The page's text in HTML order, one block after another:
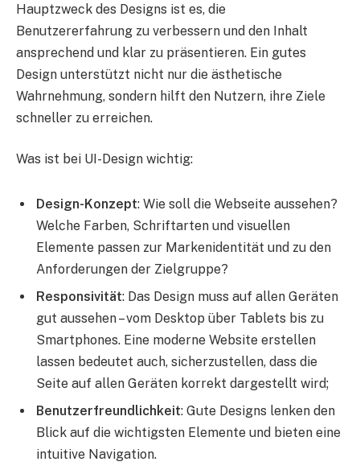
Hauptzweck des Designs ist es, die
Benutzererfahrung zu verbessern und den Inhalt
ansprechend und klar zu präsentieren. Ein gutes
Design unterstützt nicht nur die ästhetische
Wahrnehmung, sondern hilft den Nutzern, ihre Ziele
schneller zu erreichen.
Was ist bei UI-Design wichtig:
Design-Konzept: Wie soll die Webseite aussehen?
Welche Farben, Schriftarten und visuellen
Elemente passen zur Markenidentität und zu den
Anforderungen der Zielgruppe?
Responsivität: Das Design muss auf allen Geräten
gut aussehen – vom Desktop über Tablets bis zu
Smartphones. Eine moderne Website erstellen
lassen bedeutet auch, sicherzustellen, dass die
Seite auf allen Geräten korrekt dargestellt wird;
Benutzerfreundlichkeit: Gute Designs lenken den
Blick auf die wichtigsten Elemente und bieten eine
intuitive Navigation.